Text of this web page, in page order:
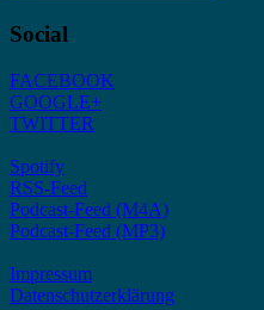
Social
FACEBOOK
GOOGLE+
TWITTER
Spotify
RSS-Feed
Podcast-Feed (M4A)
Podcast-Feed (MP3)
Impressum
Datenschutzerklärung